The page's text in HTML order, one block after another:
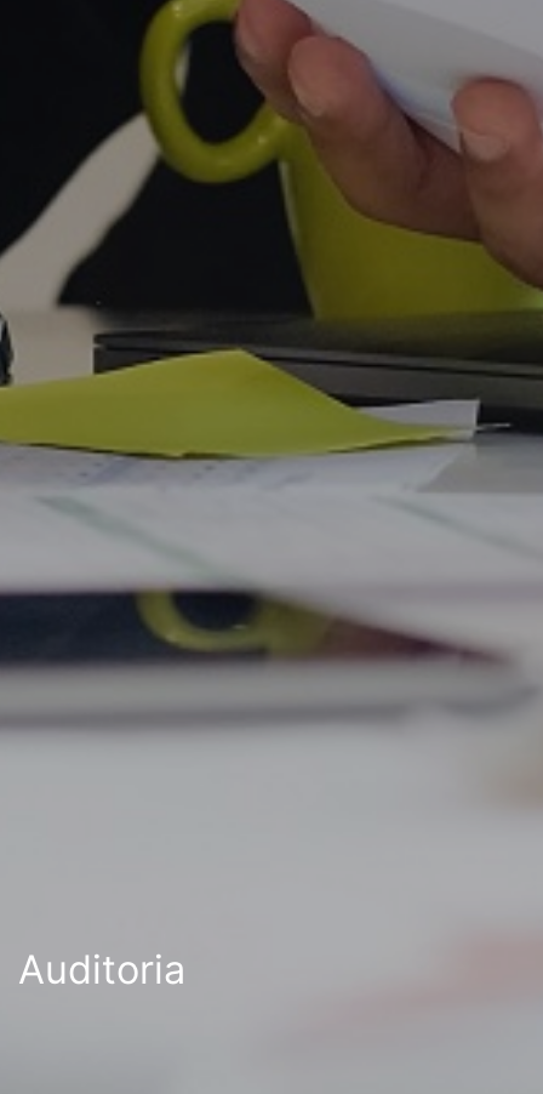
Auditoria